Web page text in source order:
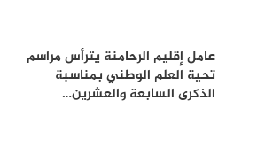
عامل إقليم الرحامنة يترأس مراسم
تحية العلم الوطني بمناسبة
الذكرى السابعة والعشرين…